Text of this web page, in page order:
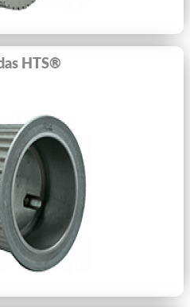
Ver Mais
HTS®